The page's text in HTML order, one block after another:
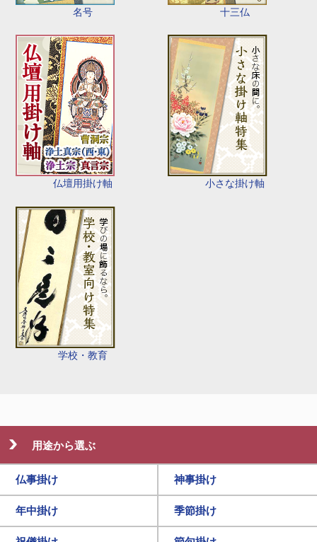
名号 十三仏
仏壇用掛け軸 小さな掛け軸
学校・教育
用途から選ぶ
仏事掛け 神事掛け
年中掛け 季節掛け